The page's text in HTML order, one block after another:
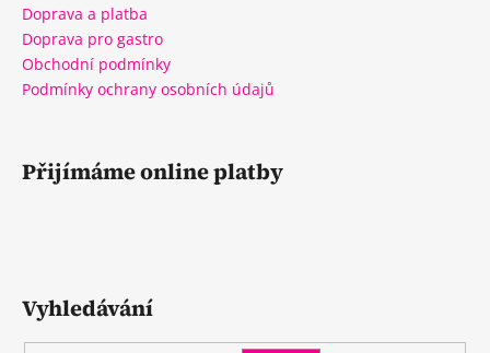
Doprava a platba
Doprava pro gastro
Obchodní podmínky
Podmínky ochrany osobních údajů
Přijímáme online platby
Vyhledávání